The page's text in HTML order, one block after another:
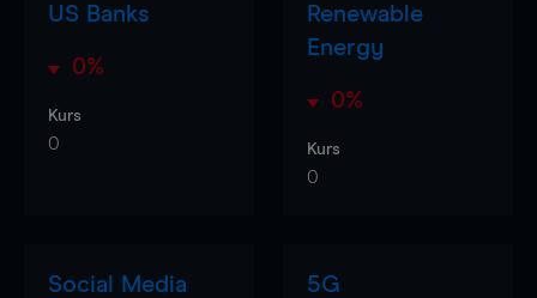
US Banks
0%
Kurs
0
Renewable
Energy
0%
Kurs
0
Social Media 5G